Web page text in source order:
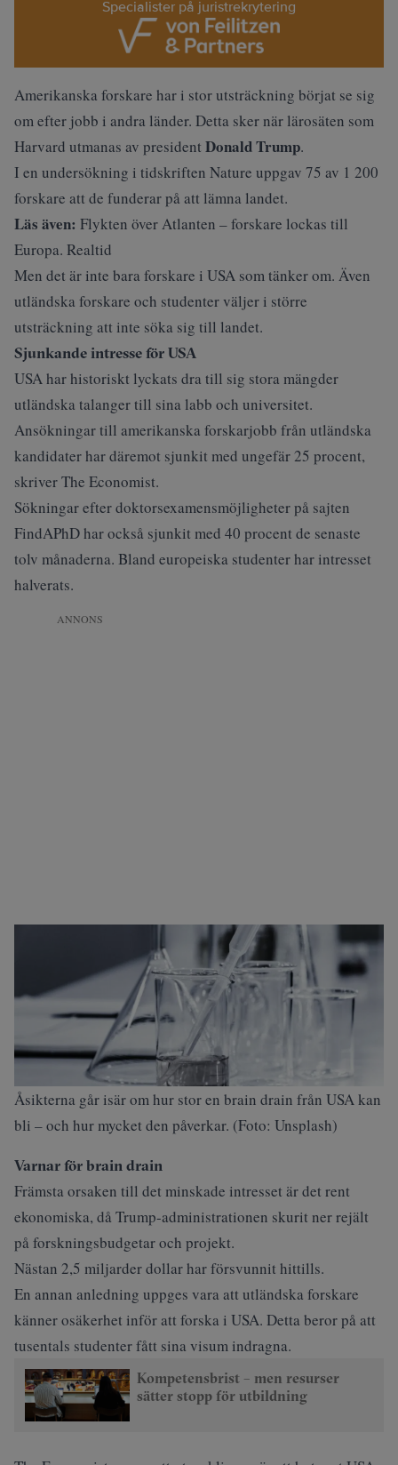
Specialister på juristrekrytering
Amerikanska forskare har i stor utsträckning börjat se sig
omefter jobb i andra länder. Detta sker när lärosäten som
Harvard utmanas av president Donald Trump.
I en undersökning i tidskriften Nature uppgav 75 av 1 200
forskare att de funderar på att lämna landet.
Läs även: Flykten över Atlanten – forskare lockas till
Europa. Realtid
Men det är inte bara forskare i USA som tänker om. Även
utländska forskare och studenter väljer i större
utsträckning att inte söka sig till landet.
Sjunkande intresse för USA
USA har historiskt lyckats dra till sig stora mängder
utländska talanger till sina labb och universitet.
Ansökningar till amerikanska forskarjobb från utländska
kandidater har däremot sjunkit med ungefär 25 procent,
skriverThe Economist.
Sökningar efter doktorsexamensmöjligheter på sajten
FindAPhD har också sjunkit med 40 procent de senaste
tolv månaderna. Bland europeiska studenter har intresset
halverats.
ANNONS
Åsikterna går isär om hur stor en brain drain från USA kan
bli – och hur mycket den påverkar. (Foto: Unsplash)
Varnar för brain drain
Främsta orsaken till det minskade intresset är det rent
ekonomiska, då Trump-administrationen skurit ner rejält
på forskningsbudgetar och projekt.
Nästan 2,5 miljarder dollar har försvunnit hittills.
En annan anledning uppges vara att utländska forskare
känner osäkerhet inför att forska i USA. Detta beror på att
tusentals studenter fått sina visum indragna.
Kompetensbrist – men resurser
sätter stopp för utbildning